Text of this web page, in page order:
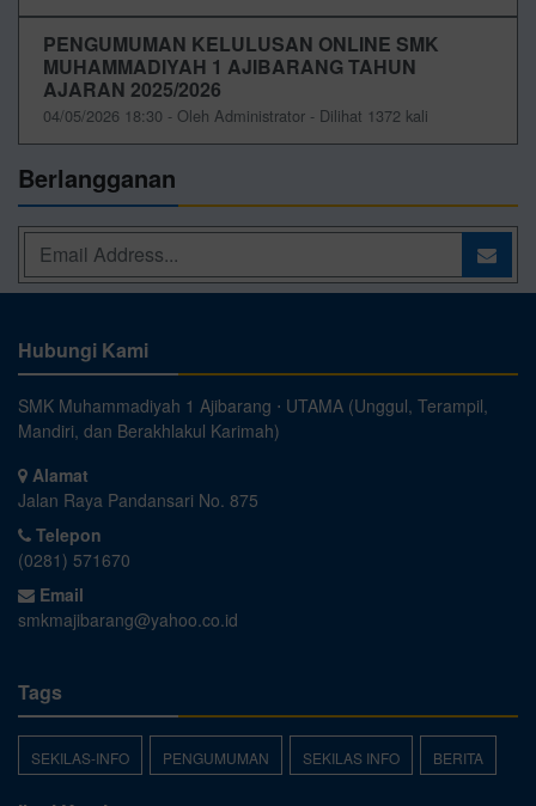
PENGUMUMAN KELULUSAN ONLINE SMK
MUHAMMADIYAH 1 AJIBARANG TAHUN
AJARAN 2025/2026
04/05/2026 18:30 - Oleh Administrator - Dilihat 1372 kali
Berlangganan
Hubungi Kami
SMK Muhammadiyah 1 Ajibarang ⋅ UTAMA (Unggul, Terampil,
Mandiri, dan Berakhlakul Karimah)
Alamat
Jalan Raya Pandansari No. 875
Telepon
(0281) 571670
Email
smkmajibarang@yahoo.co.id
Tags
SEKILAS-INFO PENGUMUMAN SEKILAS INFO BERITA